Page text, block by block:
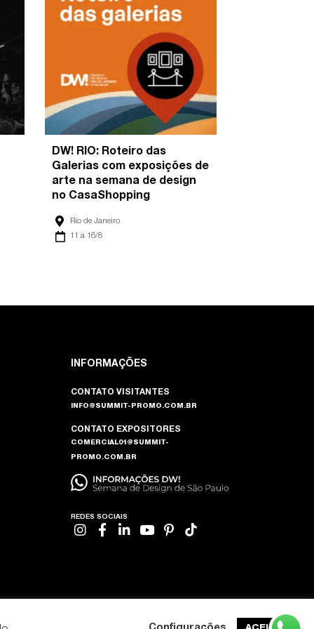
DW! RIO: Roteiro das
Galerias com exposições de
arte na semana de design
no CasaShopping
Rio de Janeiro
11 a 16/8
INFORMAÇÕES
CONTATO VISITANTES
INFO@SUMMIT-PROMO.COM.BR
CONTATO EXPOSITORES
COMERCIAL01@SUMMIT-
PROMO.COM.BR
REDES SOCIAIS